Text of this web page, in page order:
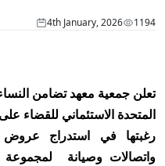
4th January, 2026 1194
تعلن جمعية معهد تضامن
المتحدة الاستئماني للقضاء
رغبتها في استدراج
واتصالات وصيانة